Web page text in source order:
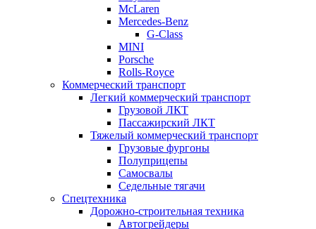
McLaren
Mercedes-Benz
G-Class
MINI
Porsche
Rolls-Royce
Коммерческий транспорт
Легкий коммерческий транспорт
Грузовой ЛКТ
Пассажирский ЛКТ
Тяжелый коммерческий транспорт
Грузовые фургоны
Полуприцепы
Самосвалы
Седельные тягачи
Спецтехника
Дорожно-строительная техника
Автогрейдеры